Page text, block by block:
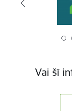
Vai šī